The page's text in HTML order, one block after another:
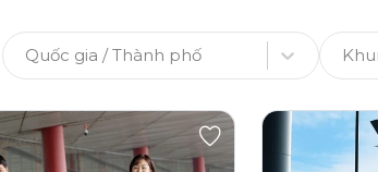
Quốc gia / Thành phố